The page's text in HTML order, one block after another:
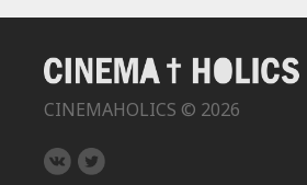
CINEMAHOLICS © 2026